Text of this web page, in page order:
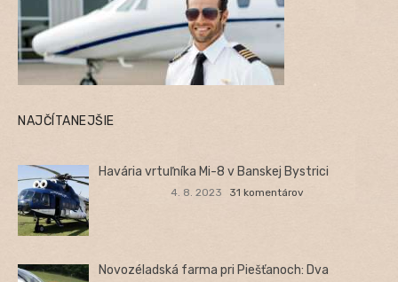
NAJČÍTANEJŠIE
Havária vrtuľníka Mi-8 v Banskej Bystrici
4. 8. 2023 31 komentárov
Novozéladská farma pri Piešťanoch: Dva